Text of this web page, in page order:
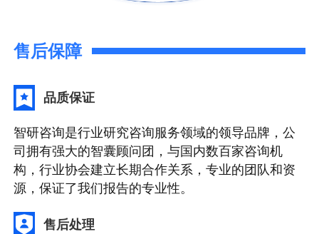
售后保障
品质保证
智研咨询是行业研究咨询服务领域的领导品牌，公
司拥有强大的智囊顾问团，与国内数百家咨询机
构，行业协会建立长期合作关系，专业的团队和资
源，保证了我们报告的专业性。
售后处理